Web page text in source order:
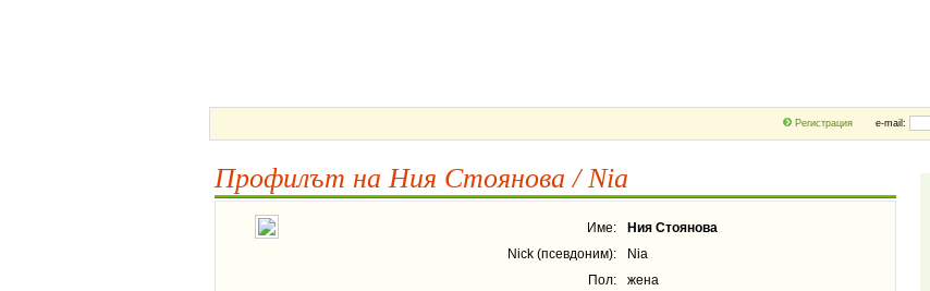
Регистрация e-mail:
Профилът на Ния Стоянова / Nia
Име:
Ния Стоянова
Nick (псевдоним):
Nia
Пол:
жена